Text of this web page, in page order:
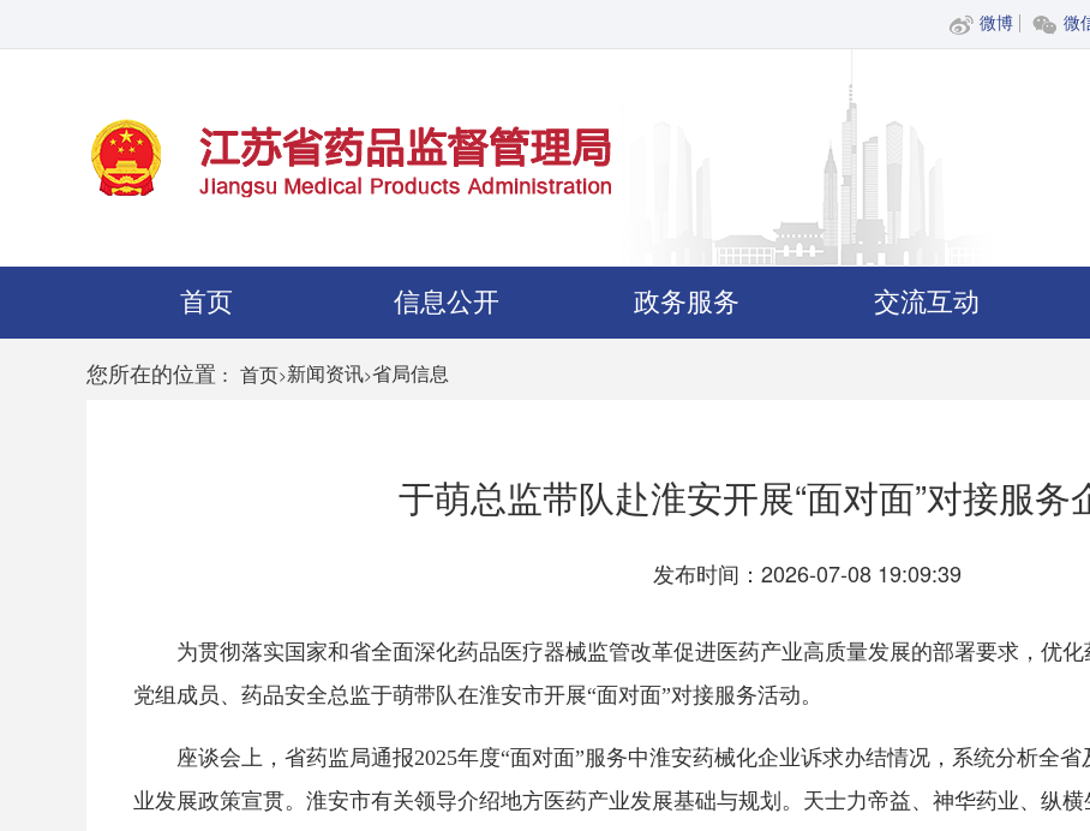
微博 微
首页 信息公开 政务服务 交流互动
您所在的位置 : 首页>新闻资讯>省局信息
于萌总监带队赴淮安开展“面对面”对接服务
发布时间：2026-07-08 19:09:39
为贯彻落实国家和省全面深化药品医疗器械监管改革促进医药产业高质量发展的部署要求，优
党组成员、药品安全总监于萌带队在淮安市开展“面对面”对接服务活动。
座谈会上，省药监局通报2025年度“面对面”服务中淮安药械化企业诉求办结情况，系统分析全
业发展政策宣贯。淮安市有关领导介绍地方医药产业发展基础与规划。天士力帝益、神华药业、纵